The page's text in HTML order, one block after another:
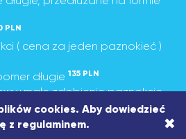
PLN
( cena za jeden paznokieć )
długie 135 PLN
zdobienie paznokcie
115 PLN
zdobienie paznokcie
cookies. Aby dowiedzieć
z regulaminem. ×